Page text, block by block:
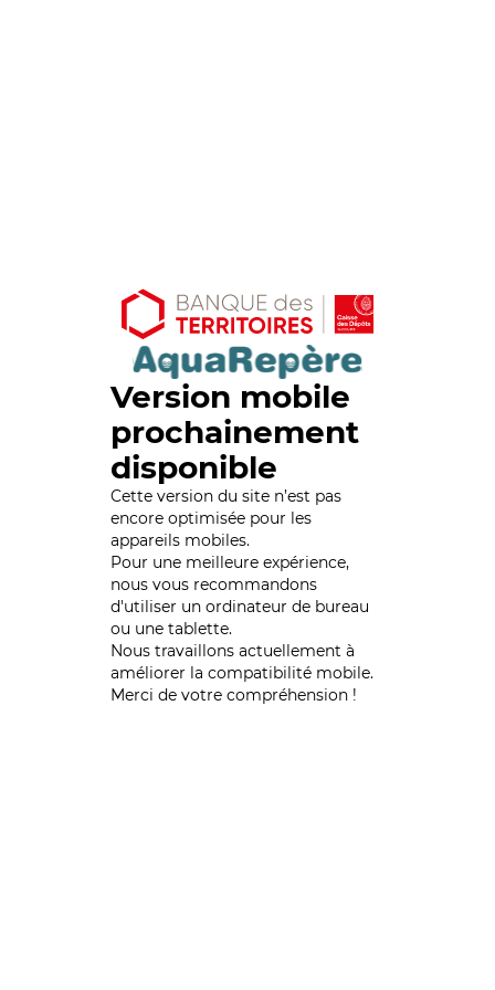
Version mobile
prochainement
disponible
Cette version du site n’est pas
encore optimisée pour les
appareils mobiles.
Pour une meilleure expérience,
nous vous recommandons
d'utiliser un ordinateur de bureau
ou une tablette.
Nous travaillons actuellement à
améliorer la compatibilité mobile.
Merci de votre compréhension !